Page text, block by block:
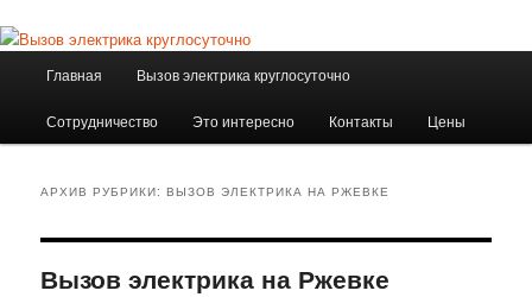
Главная Вызов электрика круглосуточно
Сотрудничество Это интересно Контакты Цены
АРХИВ РУБРИКИ:ВЫЗОВ ЭЛЕКТРИКА НА РЖЕВКЕ
Вызов электрика на Ржевке